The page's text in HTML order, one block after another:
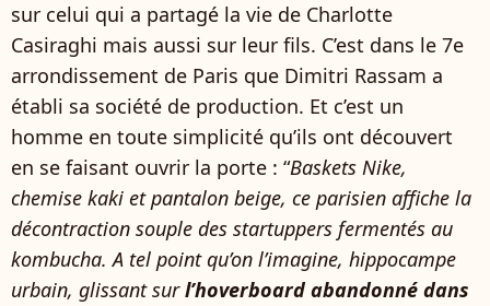
sur celui qui a partagé la vie de Charlotte
Casiraghi mais aussi sur leur fils. C’est dans le 7e
arrondissement de Paris que Dimitri Rassam a
établi sa société de production. Et c’est un
homme en toute simplicité qu’ils ont découvert
en se faisant ouvrir la porte : “Baskets Nike,
chemise kaki et pantalon beige, ce parisien affiche la
décontraction souple des startuppers fermentés au
kombucha. A tel point qu’on l’imagine, hippocampe
urbain, glissant surl’hoverboard abandonné dans